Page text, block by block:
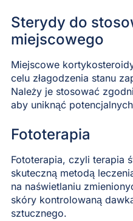
Sterydy do
miejscowego
Miejscowe
celu złagodzenia stanu
Należy je stosować
aby uniknąć
Fototerapia
Fototerapia, czyli terapia
skuteczną metodą
na naświetlaniu
skóry kontrolowaną
sztucznego.